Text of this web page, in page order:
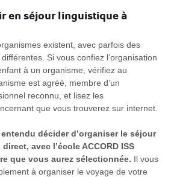
en séjour linguistique à
existent, avec parfois des
Si vous confiez l’organisation
à un organisme, vérifiez au
est agréé, membre d’un
reconnu, et lisez les
que vous trouverez sur internet.
décider d’organiser le séjour
avec l’école ACCORD ISS
que vous aurez sélectionnée. Il vous
à organiser le voyage de votre